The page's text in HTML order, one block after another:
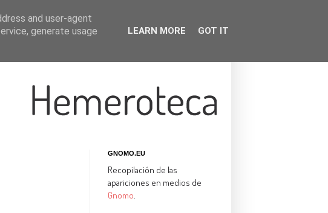
GNOMO.EU
Recopilación de las
apariciones en medios de
Gnomo.
and user-agent
generate usage
LEARN MORE GOT IT